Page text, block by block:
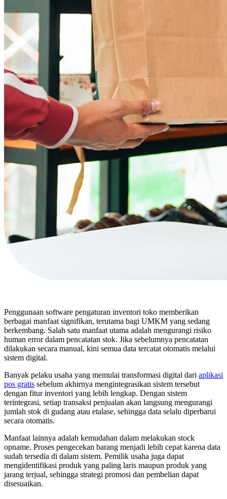
Penggunaan software pengaturan inventori toko memberikan
berbagai manfaat signifikan, terutama bagi UMKM yang sedang
berkembang. Salah satu manfaat utama adalah mengurangi risiko
human error dalam pencatatan stok. Jika sebelumnya pencatatan
dilakukan secara manual, kini semua data tercatat otomatis melalui
sistem digital.
Banyak pelaku usaha yang memulai transformasi digital dari aplikasi
pos gratis sebelum akhirnya mengintegrasikan sistem tersebut
dengan fitur inventori yang lebih lengkap. Dengan sistem
terintegrasi, setiap transaksi penjualan akan langsung mengurangi
jumlah stok di gudang atau etalase, sehingga data selalu diperbarui
secara otomatis.
Manfaat lainnya adalah kemudahan dalam melakukan stock
opname. Proses pengecekan barang menjadi lebih cepat karena data
sudah tersedia di dalam sistem. Pemilik usaha juga dapat
mengidentifikasi produk yang paling laris maupun produk yang
jarang terjual, sehingga strategi promosi dan pembelian dapat
disesuaikan.